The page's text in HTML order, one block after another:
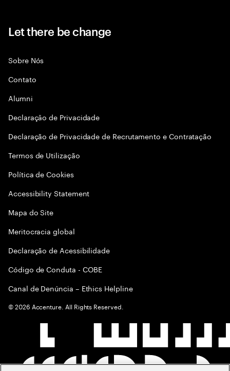
Let there be change
Sobre Nós
Contato
Alumni
Declaraçāo de Privacidade
Declaração de Privacidade de Recrutamento e Contratação
Termos de Utilização
Política de Cookies
Accessibility Statement
Mapa do Site
Meritocracia global
Declaração de Acessibilidade
Código de Conduta - COBE
Canal de Denúncia – Ethics Helpline
©2026 Accenture. All Rights Reserved.